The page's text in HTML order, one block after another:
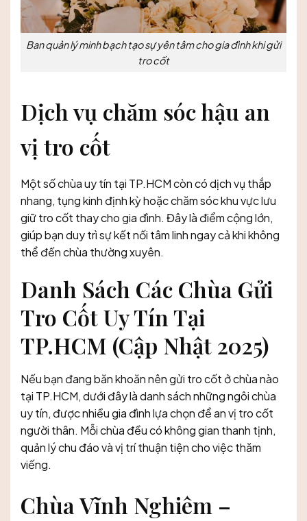
Ban quản lý minh bạch tạo sự yên tâm cho gia đình khi gửi
tro cốt
Dịch vụ chăm sóc hậu an
vị tro cốt
Một số chùa uy tín tại TP.HCM còn có dịch vụ thắp
nhang, tụng kinh định kỳ hoặc chăm sóc khu vực lưu
giữ tro cốt thay cho gia đình. Đây là điểm cộng lớn,
giúp bạn duy trì sự kết nối tâm linh ngay cả khi không
thể đến chùa thường xuyên.
Danh Sách Các Chùa Gửi
Tro Cốt Uy Tín Tại
TP.HCM (Cập Nhật 2025)
Nếu bạn đang băn khoăn nên gửi tro cốt ở chùa nào
tại TP.HCM, dưới đây là danh sách những ngôi chùa
uy tín, được nhiều gia đình lựa chọn để an vị tro cốt
người thân. Mỗi chùa đều có không gian thanh tịnh,
quản lý chu đáo và vị trí thuận tiện cho việc thăm
viếng.
Chùa Vĩnh Nghiêm –